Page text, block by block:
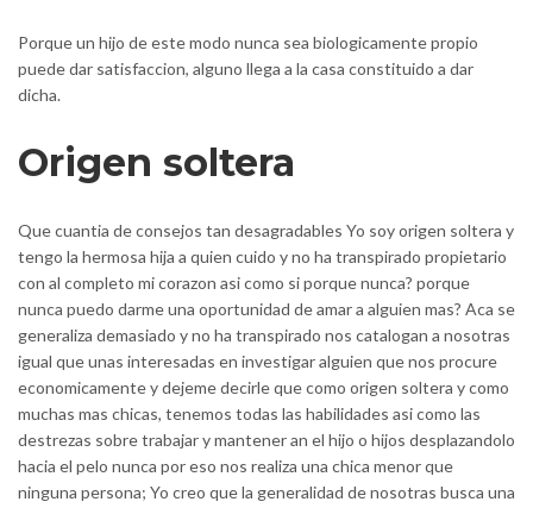
Porque un hijo de este modo nunca sea biologicamente propio
puede dar satisfaccion, alguno llega a la casa constituido a dar
dicha.
Origen soltera
Que cuanti­a de consejos tan desagradables Yo soy origen soltera y
tengo la hermosa hija a quien cuido y no ha transpirado propietario
con al completo mi corazon asi­ como si porque nunca? porque
nunca puedo darme una oportunidad de amar a alguien mas? Aca se
generaliza demasiado y no ha transpirado nos catalogan a nosotras
igual que unas interesadas en investigar alguien que nos procure
economicamente y dejeme decirle que como origen soltera y como
muchas mas chicas, tenemos todas las habilidades asi­ como las
destrezas sobre trabajar y mantener an el hijo o hijos desplazandolo
hacia el pelo nunca por eso nos realiza una chica menor que
ninguna persona; Yo creo que la generalidad de nosotras busca una